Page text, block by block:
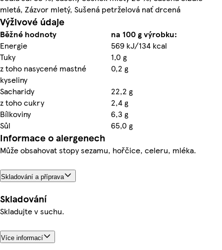
mletá, Zázvor mletý, Sušená petrželová nať drcená
Výživové údaje
Běžné hodnoty
na 100 g výrobku:
Energie
569 kJ/134 kcal
Tuky
1,0 g
z toho nasycené mastné
kyseliny
0,2 g
Sacharidy
22,2 g
z toho cukry
2,4 g
Bílkoviny
6,3 g
Sůl
65,0 g
Informace o alergenech
Může obsahovat stopy sezamu, hořčice, celeru, mléka.
Skladování a příprava
Skladování
Skladujte v suchu.
Více informací